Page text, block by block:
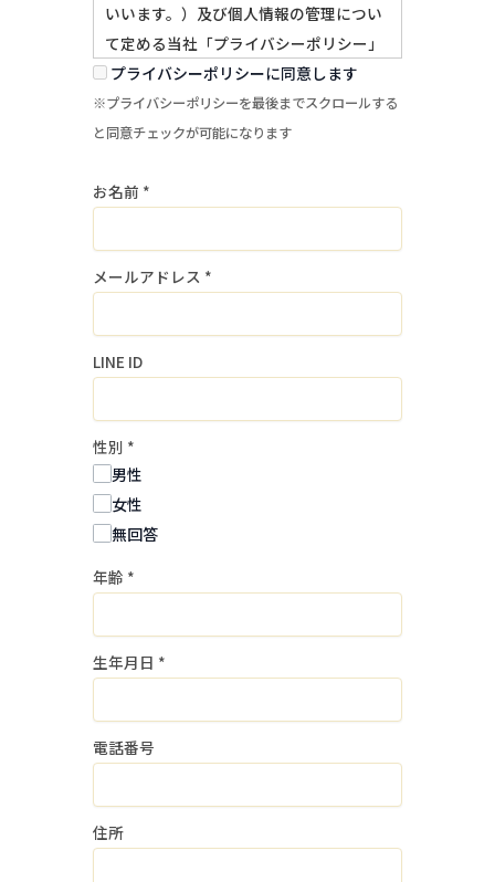
いいます。）及び個人情報の管理につい
て定める当社「プライバシーポリシー」
に基づき、適切に管理・運用致します。
当社求人へのご応募にあたっては、本方
針及び「プライバシーポリシー」をよく
要があります。
１．個人情報の取得・利用目的
当社は、個人情報を採用募集選考および
ます。
当社は、個人情報を同意なく上記以外の
２．個人情報の提供
当社は、個人情報を事前に本人の同意を
得ることなく、第三者に提供しません。
３．個人情報の委託
扱いを他の事業者に委託しません。
個人情報の漏洩等がなされないよう、適
切に安全管理対策を実施します。
当社に個人情報を提供いただくことは、
プライバシーポリシーに同意します
※プライバシーポリシーを最後までスクロールする
と同意チェックが可能になります
お名前 *
メールアドレス *
LINE ID
性別 *
男性
女性
無回答
年齢 *
生年月日 *
電話番号
住所